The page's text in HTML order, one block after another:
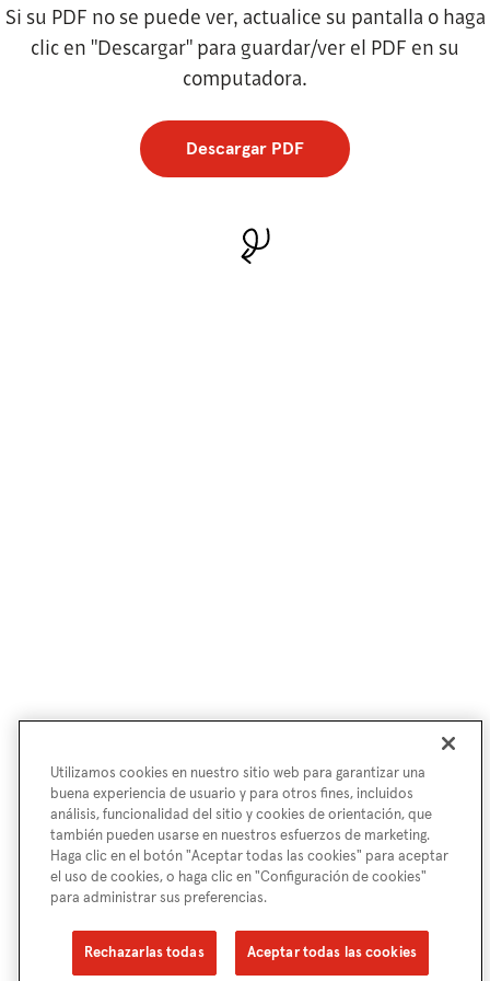
Si su PDF no se puede ver, actualice su pantalla o haga
clic en "Descargar" para guardar/ver el PDF en su
computadora.
Descargar PDF
Utilizamos cookies en nuestro sitio web para garantizar una
buena experiencia de usuario y para otros fines, incluidos
análisis, funcionalidad del sitio y cookies de orientación, que
también pueden usarse en nuestros esfuerzos de marketing.
Haga clic en el botón "Aceptar todas las cookies" para aceptar
el uso de cookies, o haga clic en "Configuración de cookies"
para administrar sus preferencias.
Rechazarlas todas Aceptar todas las cookies